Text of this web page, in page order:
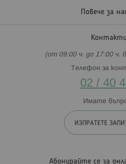
Повече за
(от 09:00 ч. до 17:00 ч.
Телефон за
02 / 40
Имате
ИЗПРАТЕТЕ
Абонирайте се за